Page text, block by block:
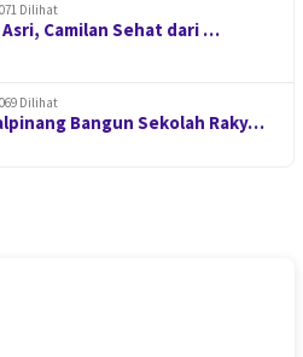
Dilihat
Camilan Sehat dari …
Dilihat
Bangun Sekolah Raky…